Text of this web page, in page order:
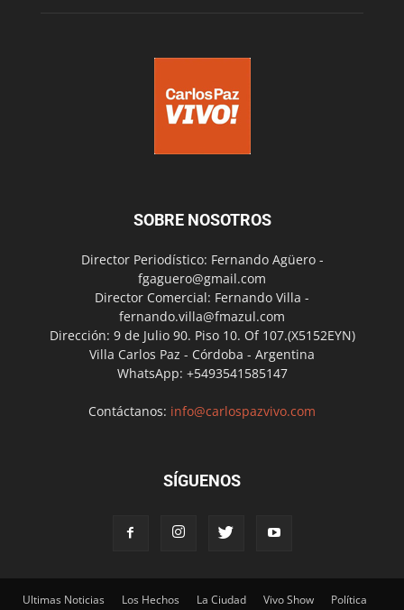
SOBRE NOSOTROS
Director Periodístico: Fernando Agüero -
fgaguero@gmail.com
Director Comercial: Fernando Villa -
fernando.villa@fmazul.com
Dirección: 9 de Julio 90. Piso 10. Of 107.(X5152EYN)
Villa Carlos Paz - Córdoba - Argentina
WhatsApp: +5493541585147
Contáctanos: info@carlospazvivo.com
SÍGUENOS
Ultimas Noticias Los Hechos La Ciudad Vivo Show Política